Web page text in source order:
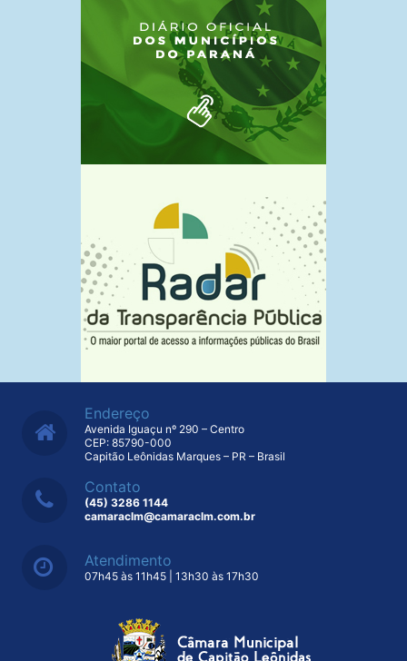
Endereço
Avenida Iguaçu nº 290 – Centro
CEP: 85790-000
Capitão Leônidas Marques – PR – Brasil
Contato
(45) 3286 1144
camaraclm@camaraclm.com.br
Atendimento
07h45 às 11h45 | 13h30 às 17h30